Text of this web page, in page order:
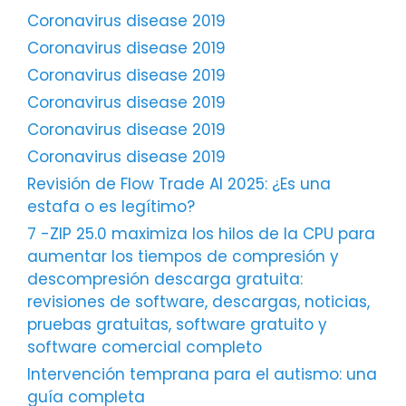
Coronavirus disease 2019
Coronavirus disease 2019
Coronavirus disease 2019
Coronavirus disease 2019
Coronavirus disease 2019
Coronavirus disease 2019
Revisión de Flow Trade AI 2025: ¿Es una
estafa o es legítimo?
7 -ZIP 25.0 maximiza los hilos de la CPU para
aumentar los tiempos de compresión y
descompresión descarga gratuita:
revisiones de software, descargas, noticias,
pruebas gratuitas, software gratuito y
software comercial completo
Intervención temprana para el autismo: una
guía completa